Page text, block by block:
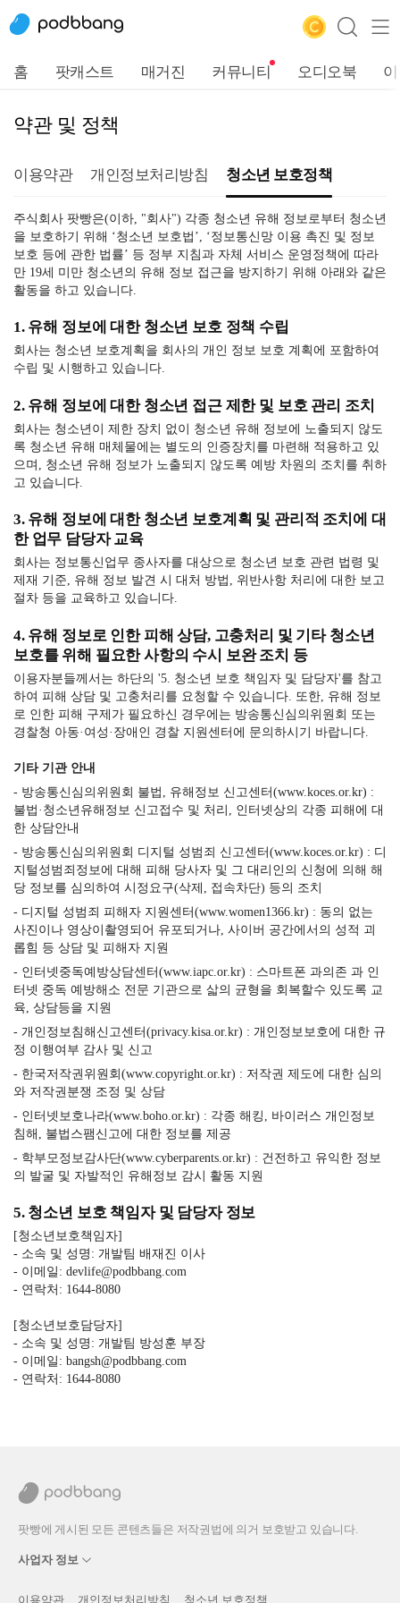
홈 팟캐스트 매거진 커뮤니티 오디오북
약관 및 정책
이용약관 개인정보처리방침 청소년 보호정책
주식회사 팟빵은(이하, "회사") 각종 청소년 유해 정보로부터 청소년
을 보호하기 위해 ‘청소년 보호법’, ‘정보통신망 이용 촉진 및 정보
보호 등에 관한 법률’ 등 정부 지침과 자체 서비스 운영정책에 따라
만 19세 미만 청소년의 유해 정보 접근을 방지하기 위해 아래와 같은
활동을 하고 있습니다.
1. 유해 정보에 대한 청소년 보호 정책 수립
회사는 청소년 보호계획을 회사의 개인 정보 보호 계획에 포함하여
수립 및 시행하고 있습니다.
2. 유해 정보에 대한 청소년 접근 제한 및 보호 관리 조치
회사는 청소년이 제한 장치 없이 청소년 유해 정보에 노출되지 않도
록 청소년 유해 매체물에는 별도의 인증장치를 마련해 적용하고 있
으며, 청소년 유해 정보가 노출되지 않도록 예방 차원의 조치를 취하
고 있습니다.
3. 유해 정보에 대한 청소년 보호계획 및 관리적 조치에 대
한 업무 담당자 교육
회사는 정보통신업무 종사자를 대상으로 청소년 보호 관련 법령 및
제재 기준, 유해 정보 발견 시 대처 방법, 위반사항 처리에 대한 보고
절차 등을 교육하고 있습니다.
4. 유해 정보로 인한 피해 상담, 고충처리 및 기타 청소년
보호를 위해 필요한 사항의 수시 보완 조치 등
이용자분들께서는 하단의 '5. 청소년 보호 책임자 및 담당자'를 참고
하여 피해 상담 및 고충처리를 요청할 수 있습니다. 또한, 유해 정보
로 인한 피해 구제가 필요하신 경우에는 방송통신심의위원회 또는
경찰청 아동·여성·장애인 경찰 지원센터에 문의하시기 바랍니다.
기타 기관 안내
- 방송통신심의위원회 불법, 유해정보 신고센터(www.koces.or.kr) :
불법·청소년유해정보 신고접수 및 처리, 인터넷상의 각종 피해에 대
한 상담안내
- 방송통신심의위원회 디지털 성범죄 신고센터(www.koces.or.kr) : 디
지털성범죄정보에 대해 피해 당사자 및 그 대리인의 신청에 의해 해
당 정보를 심의하여 시정요구(삭제, 접속차단) 등의 조치
- 디지털 성범죄 피해자 지원센터(www.women1366.kr) : 동의 없는
사진이나 영상이촬영되어 유포되거나, 사이버 공간에서의 성적 괴
롭힘 등 상담 및 피해자 지원
- 인터넷중독예방상담센터(www.iapc.or.kr) : 스마트폰 과의존 과 인
터넷 중독 예방해소 전문 기관으로 삷의 균형을 회복할수 있도록 교
육, 상담등을 지원
- 개인정보침해신고센터(privacy.kisa.or.kr) : 개인정보보호에 대한 규
정 이행여부 감사 및 신고
- 한국저작권위원회(www.copyright.or.kr) : 저작권 제도에 대한 심의
와 저작권분쟁 조정 및 상담
- 인터넷보호나라(www.boho.or.kr) : 각종 해킹, 바이러스 개인정보
침해, 불법스팸신고에 대한 정보를 제공
- 학부모정보감사단(www.cyberparents.or.kr) : 건전하고 유익한 정보
의 발굴 및 자발적인 유해정보 감시 활동 지원
5. 청소년 보호 책임자 및 담당자 정보
[청소년보호책임자]
- 소속 및 성명: 개발팀 배재진 이사
- 이메일: devlife@podbbang.com
- 연락처: 1644-8080
[청소년보호담당자]
- 소속 및 성명: 개발팀 방성훈 부장
- 이메일: bangsh@podbbang.com
- 연락처: 1644-8080
팟빵에 게시된 모든 콘텐츠들은 저작권법에 의거 보호받고 있습니다.
사업자 정보
이용약관 개인정보처리방침 청소년 보호정책